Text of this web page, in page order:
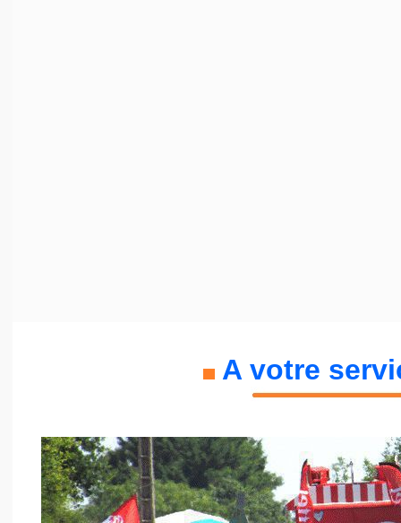
A votre